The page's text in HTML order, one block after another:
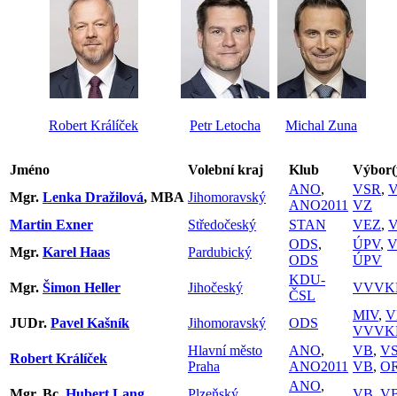
Robert Králíček Petr Letocha Michal Zuna
Jméno Volební kraj Klub
Mgr. Lenka Dražilová, MBA Jihomoravský
ANO,
ANO2011
VSR,
VZ
Martin Exner
Středočeský STAN VEZ,
Mgr. Karel Haas Pardubický
ODS,
ODS
ÚPV,
ÚPV
Mgr. Šimon Heller Jihočeský
KDU-
ČSL
JUDr. Pavel Kašník Jihomoravský ODS
MIV,
Robert Králíček
Hlavní město
Praha
ANO,
ANO2011
VB,
VB,
ANO,